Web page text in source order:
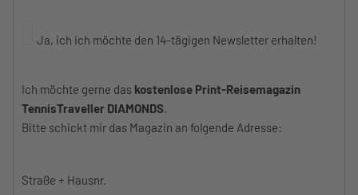
Ja, ich ich möchte den 14-tägigen Newsletter erhalten!
Ich möchte gerne das kostenlose Print-Reisemagazin
TennisTraveller DIAMONDS.
Bitte schickt mir das Magazin an folgende Adresse:
Straße + Hausnr.